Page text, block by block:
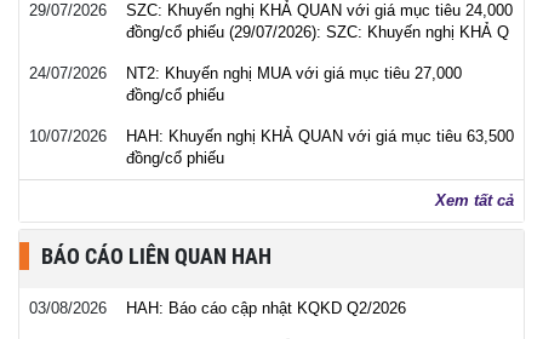
29/07/2026
SZC: Khuyến nghị KHẢ QUAN với giá mục tiêu 24,000
đồng/cổ phiếu (29/07/2026): SZC: Khuyến nghị KHẢ Q
24/07/2026
NT2: Khuyến nghị MUA với giá mục tiêu 27,000
đồng/cổ phiếu
10/07/2026
HAH: Khuyến nghị KHẢ QUAN với giá mục tiêu 63,500
đồng/cổ phiếu
Xem tất cả
BÁO CÁO LIÊN QUAN HAH
03/08/2026 HAH: Báo cáo cập nhật KQKD Q2/2026